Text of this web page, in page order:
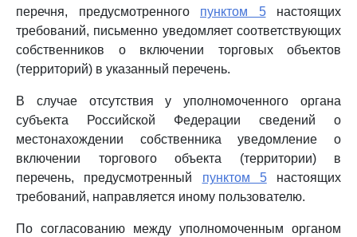
перечня, предусмотренного пунктом 5настоящих
требований, письменно уведомляет соответствующих
собственников о включении торговых объектов
(территорий) в указанный перечень.
В случае отсутствия у уполномоченного органа
субъекта Российской Федерации сведений о
местонахождении собственника уведомление о
включении торгового объекта (территории) в
перечень, предусмотренный пунктом 5настоящих
требований, направляется иному пользователю.
По согласованию между уполномоченным органом